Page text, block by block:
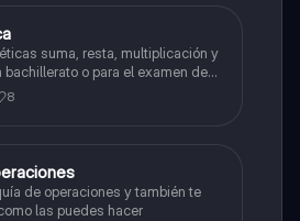
suma, resta, multiplicación y
bachillerato o para el examen de
8
de operaciones y también te
las puedes hacer